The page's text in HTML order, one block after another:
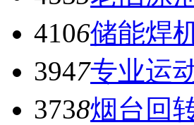
4106储能焊
3947专业运
3738烟台回